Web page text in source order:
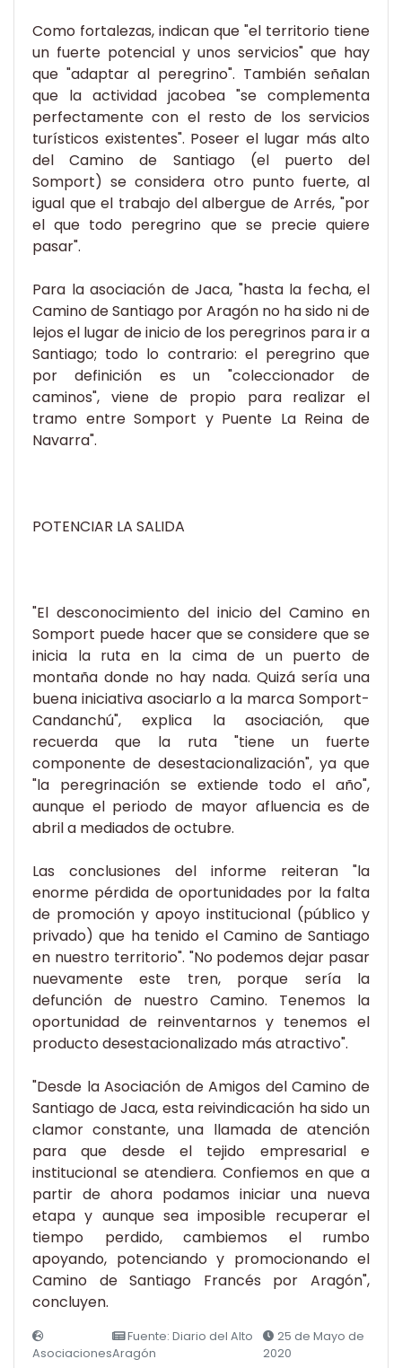
Como fortalezas, indican que "el territorio tiene
un fuerte potencial y unos servicios" que hay
que "adaptar al peregrino". También señalan
que la actividad jacobea "se complementa
perfectamente con el resto de los servicios
turísticos existentes". Poseer el lugar más alto
del Camino de Santiago (el puerto del
Somport) se considera otro punto fuerte, al
igual que el trabajo del albergue de Arrés, "por
el que todo peregrino que se precie quiere
pasar".
Para la asociación de Jaca, "hasta la fecha, el
Camino de Santiago por Aragón no ha sido ni de
lejos el lugar de inicio de los peregrinos para ir a
Santiago; todo lo contrario: el peregrino que
por definición es un "coleccionador de
caminos", viene de propio para realizar el
tramo entre Somport y Puente La Reina de
Navarra".
POTENCIAR LA SALIDA
"El desconocimiento del inicio del Camino en
Somport puede hacer que se considere que se
inicia la ruta en la cima de un puerto de
montaña donde no hay nada. Quizá sería una
buena iniciativa asociarlo a la marca Somport-
Candanchú", explica la asociación, que
recuerda que la ruta "tiene un fuerte
componente de desestacionalización", ya que
"la peregrinación se extiende todo el año",
aunque el periodo de mayor afluencia es de
abril a mediados de octubre.
Las conclusiones del informe reiteran "la
enorme pérdida de oportunidades por la falta
de promoción y apoyo institucional (público y
privado) que ha tenido el Camino de Santiago
en nuestro territorio". "No podemos dejar pasar
nuevamente este tren, porque sería la
defunción de nuestro Camino. Tenemos la
oportunidad de reinventarnos y tenemos el
producto desestacionalizado más atractivo".
"Desde la Asociación de Amigos del Camino de
Santiago de Jaca, esta reivindicación ha sido un
clamor constante, una llamada de atención
para que desde el tejido empresarial e
institucional se atendiera. Confiemos en que a
partir de ahora podamos iniciar una nueva
etapa y aunque sea imposible recuperar el
tiempo perdido, cambiemos el rumbo
apoyando, potenciando y promocionando el
Camino de Santiago Francés por Aragón",
concluyen.
Asociaciones
Fuente: Diario del Alto
Aragón
25 de Mayo de
2020